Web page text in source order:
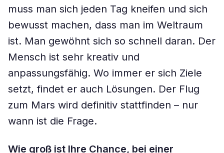
muss man sich jeden Tag kneifen und sich
bewusst machen, dass man im Weltraum
ist. Man gewöhnt sich so schnell daran. Der
Mensch ist sehr kreativ und
anpassungsfähig. Wo immer er sich Ziele
setzt, findet er auch Lösungen. Der Flug
zum Mars wird definitiv stattfinden – nur
wann ist die Frage.
Wie groß ist Ihre Chance, bei einer